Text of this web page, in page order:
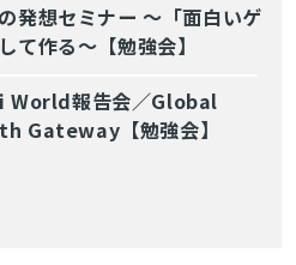
発想セミナー ～「面白いゲ
て作る～【勉強会】
World報告会／Global
Gateway【勉強会】